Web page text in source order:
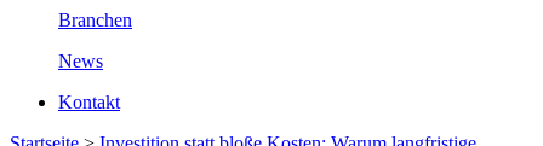
Branchen
News
Kontakt